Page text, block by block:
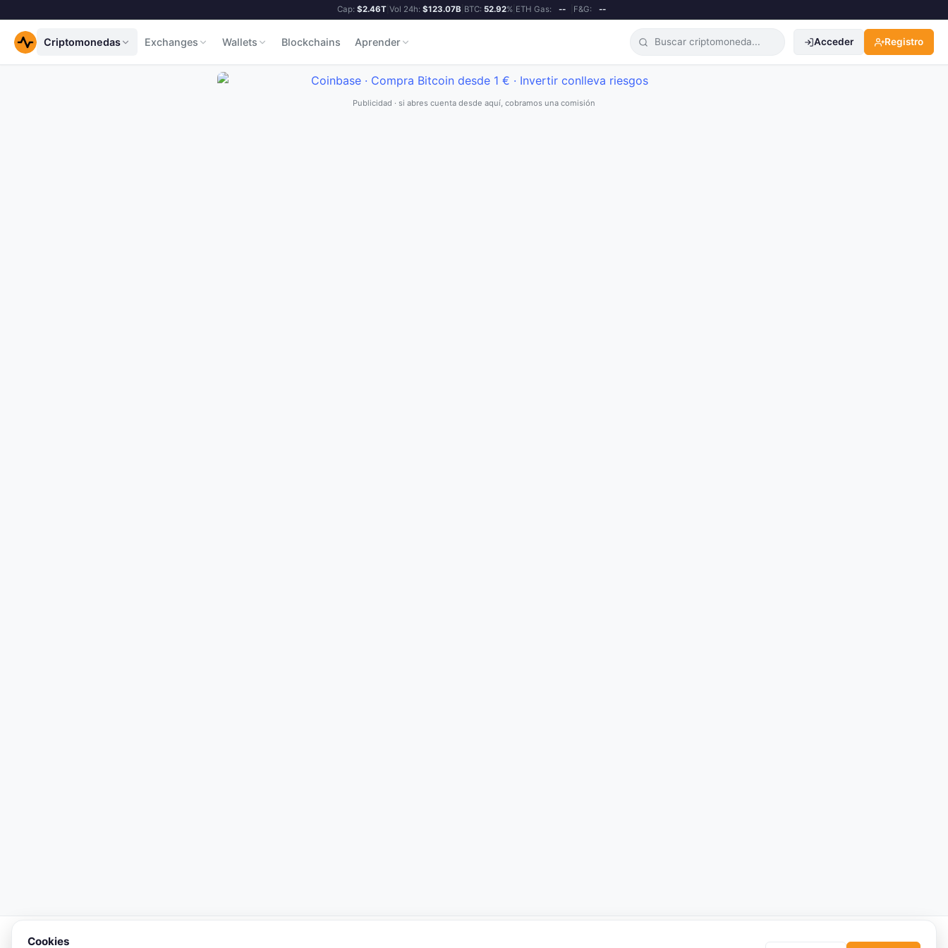
Cap: $2.46T Vol 24h: $123.07B BTC: 52.92% ETH Gas: -- F&G: --
Criptomonedas Exchanges Wallets Blockchains Aprender Acceder Registro
Publicidad · si abres cuenta desde aquí, cobramos una comisión
Cookies